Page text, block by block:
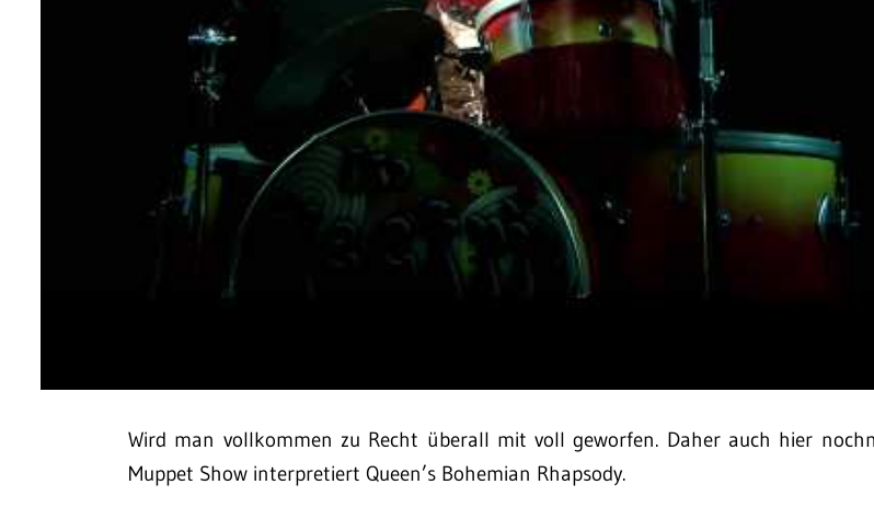
Wird man vollkommen zu Recht überall mit voll geworfen. Daher auch hier
Muppet Show interpretiert Queen’s Bohemian Rhapsody.